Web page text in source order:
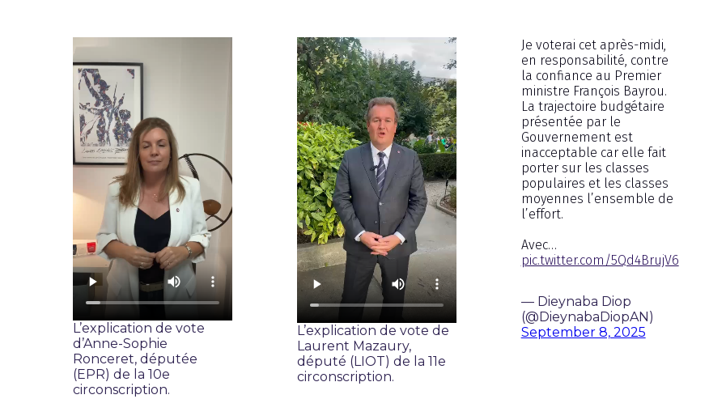
L’explication de vote
d’Anne-Sophie
Ronceret, députée
(EPR) de la 10e
circonscription.
L’explication de vote de
Laurent Mazaury,
député (LIOT) de la 11e
circonscription.
Je voterai cet après-midi,
en responsabilité, contre
la confiance au Premier
ministre François Bayrou.
La trajectoire budgétaire
présentée par le
Gouvernement est
inacceptable car elle fait
porter sur les classes
populaires et les classes
moyennes l’ensemble de
l’effort.
Avec…
pic.twitter.com/5Qd4BrujV6
— Dieynaba Diop
(@DieynabaDiopAN)
September 8, 2025